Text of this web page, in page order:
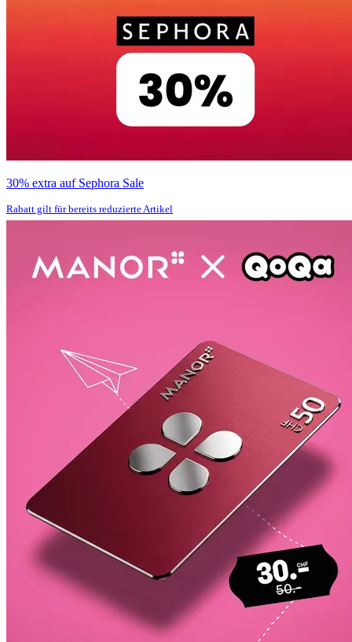
30% extra auf Sephora Sale
Rabatt gilt für bereits reduzierte Artikel